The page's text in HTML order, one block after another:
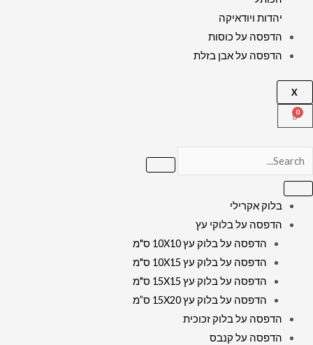
יהדות ויודאיקה
הדפסה על כוסות
הדפסה על אבן בזלת
X
בלוק אקרילי
הדפסה על בלוקי עץ
הדפסה על בלוק עץ 10X10 ס"מ
הדפסה על בלוק עץ 10X15 ס"מ
הדפסה על בלוק עץ 15X15 ס"מ
הדפסה על בלוק עץ 15X20 ס”מ
הדפסה על בלוק זכוכית
הדפסה על קנבס